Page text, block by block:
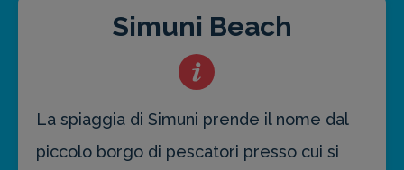
Simuni Beach
La spiaggia di Simuni prende il nome dal
piccolo borgo di pescatori presso cui si